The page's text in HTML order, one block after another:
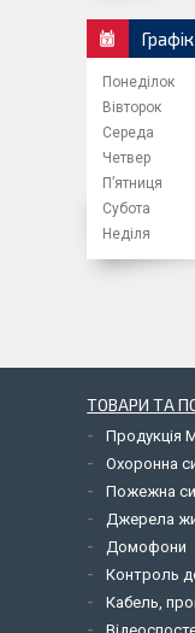
Понеділок
Вівторок
Середа
Четвер
Пʼятниця
Субота
Неділя
ТОВАРИ ТА
Продукція
Охоронна
Пожежна
Джерела
Домофони
Контроль
Кабель,